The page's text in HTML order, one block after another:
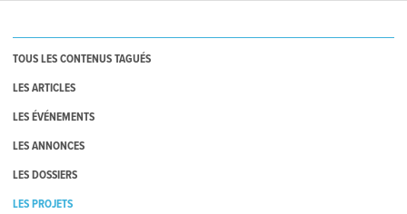
TOUS LES CONTENUS TAGUÉS
LES ARTICLES
LES ÉVÉNEMENTS
LES ANNONCES
LES DOSSIERS
LES PROJETS